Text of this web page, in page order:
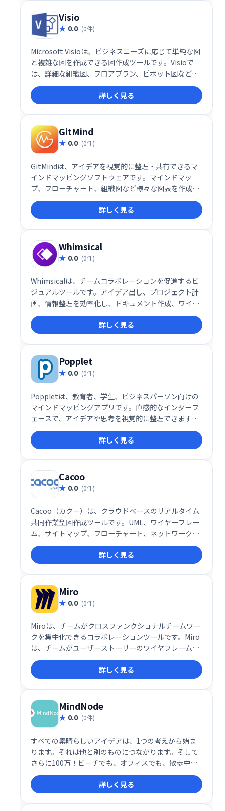
Visio
0.0 (0件)
Microsoft Visioは、ビジネスニーズに応じて単純な図
と複雑な図を作成できる図作成ツールです。Visioで
は、詳細な組織図、フロアプラン、ピボット図などを
作成することもできます。
詳しく見る
GitMind
0.0 (0件)
GitMindは、アイデアを視覚的に整理・共有できるマ
インドマッピングソフトウェアです。マインドマッ
プ、フローチャート、組織図など様々な図表を作成で
き、思考の整理やチームでのブレインストーミングに
最適
詳しく見る
Whimsical
0.0 (0件)
Whimsicalは、チームコラボレーションを促進するビ
ジュアルツールです。アイデア出し、プロジェクト計
画、情報整理を効率化し、ドキュメント作成、ワイヤ
ーフレーム、フローチャート、マインドマップなどを
一つのプラットフォームで実現します。直感的なイン
ターフェースで、チームメンバーとスムーズに連携
し、ビジュアル思考を促進します。複雑な情報を分か
りやすく整理し、生産性向上に貢献します。
詳しく見る
Popplet
0.0 (0件)
Poppletは、教育者、学生、ビジネスパーソン向けの
マインドマッピングアプリです。直感的なインターフ
ェースで、アイデアや思考を視覚的に整理できます。
四角形(popple)を使って情報を分類し、名前変更、サ
イズ変更、移動も可能です。プロジェクト計画やブレ
ーンストーミングに最適で、視覚学習の強化にも役立
ちます。
詳しく見る
Cacoo
0.0 (0件)
Cacoo（カクー）は、クラウドベースのリアルタイム
共同作業型図作成ツールです。UML、ワイヤーフレー
ム、サイトマップ、フローチャート、ネットワーク図
など、様々な図表を簡単に作成できます。直感的な操
作性でチームメンバーと同時に作業し、スムーズな情
報共有を実現します。アイデアの可視化やプロジェク
トの進捗管理に最適なツールです。
詳しく見る
Miro
0.0 (0件)
Miroは、チームがクロスファンクショナルチームワー
クを集中化できるコラボレーションツールです。Miro
は、チームがユーザーストーリーのワイヤフレームを
キャプチャ、管理、マッピングし、スクリプトを計画
し、思考を構築するための迅速かつ簡単な方法です。
詳しく見る
MindNode
0.0 (0件)
すべての素晴らしいアイデアは、1つの考えから始ま
ります。それは他と別のものにつながります。そして
さらに100万！ビーチでも、オフィスでも、散歩中で
も、MindNodeを使用すると、すべての考えをキャプ
チャして、アイデアの明確な画像に変えることができ
ます。
詳しく見る